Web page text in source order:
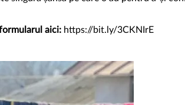
aici: https://bit.ly/3CKNIrE